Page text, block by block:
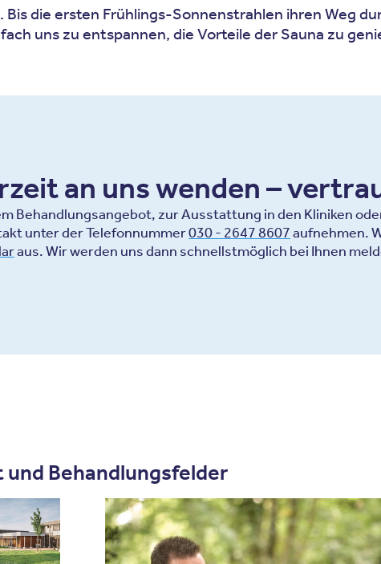
die ersten Frühlings-Sonnenstrahlen ihren Weg
uns zu entspannen, die Vorteile der Sauna zu
an uns wenden –
Behandlungsangebot, zur Ausstattung in den Kliniken
unter der Telefonnummer030 - 2647 8607aufnehmen.
aus. Wir werden uns dann schnellstmöglich bei Ihnen
Behandlungsfelder